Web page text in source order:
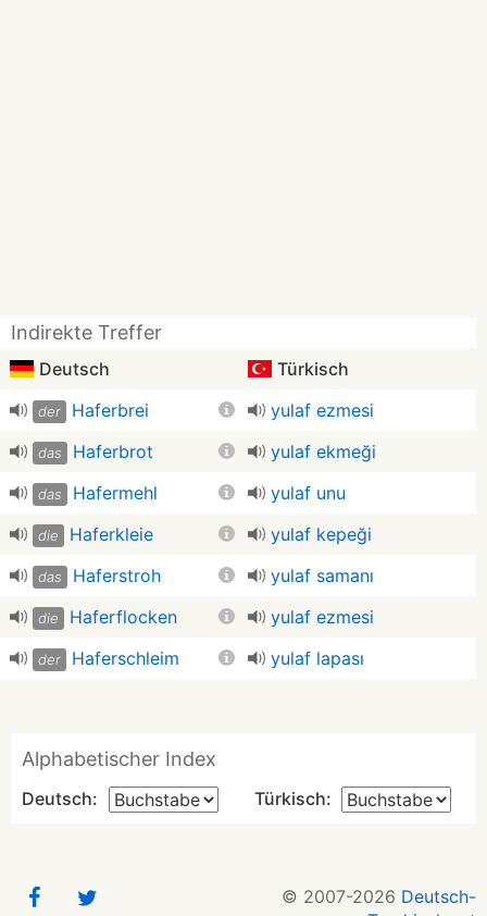
Indirekte Treffer
Deutsch Türkisch
der Haferbrei yulaf ezmesi
das Haferbrot yulaf ekmeği
das Hafermehl yulaf unu
die Haferkleie yulaf kepeği
das Haferstroh yulaf samanı
die Haferflocken yulaf ezmesi
der Haferschleim yulaf lapası
Alphabetischer Index
Deutsch: Türkisch:
© 2007-2026 Deutsch-